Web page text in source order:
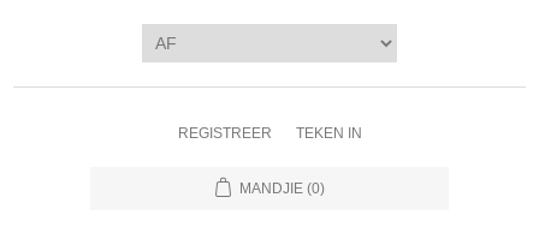
REGISTREER TEKEN IN
MANDJIE (0)